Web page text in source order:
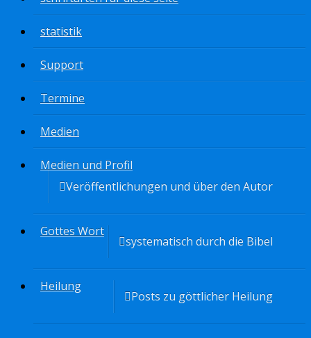
statistik
Support
Termine
Medien
Medien und Profil
Veröffentlichungen und über den Autor
Gottes Wort
systematisch durch die Bibel
Heilung
Posts zu göttlicher Heilung